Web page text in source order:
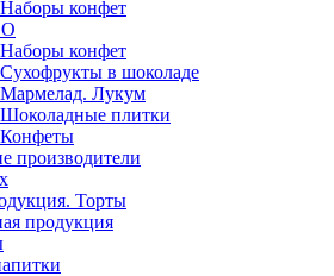
Наборы конфет
Наборы конфет
Сухофрукты в шоколаде
Мармелад. Лукум
Шоколадные плитки
Конфеты
производители
Торты
продукция